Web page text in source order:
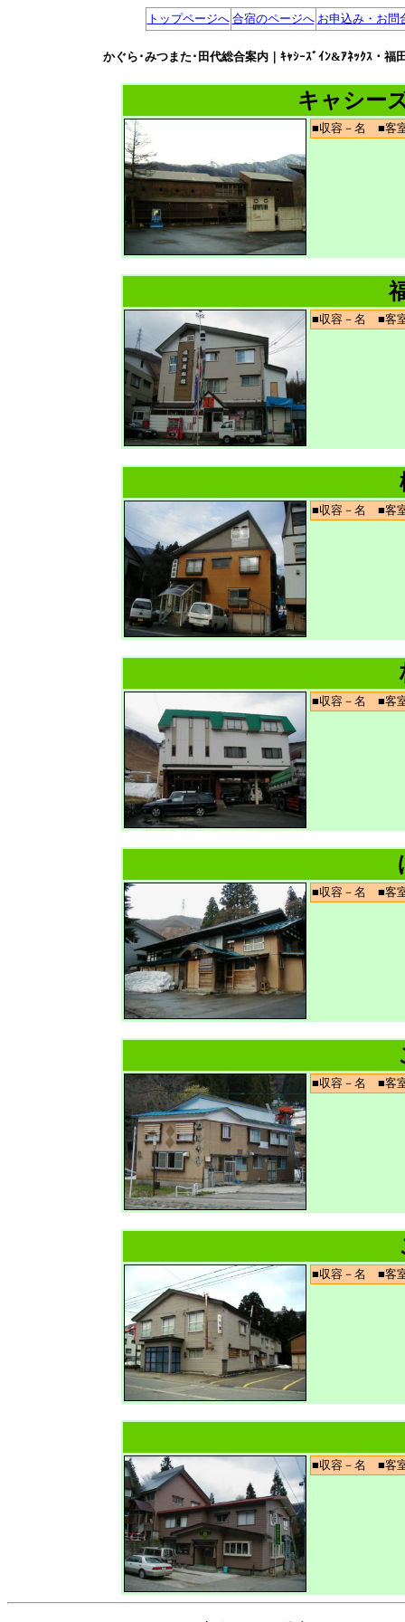
トップページへ 合宿のページへ お申込み・お問
かぐら･みつまた･田代総合案内｜ｷｬｼｰｽﾞｲﾝ&ｱﾈｯｸｽ・
キャシー
■収容－名 ■客
■収容－名 ■客
■収容－名 ■客
■収容－名 ■客
■収容－名 ■客
■収容－名 ■客
■収容－名 ■客
■収容－名 ■客